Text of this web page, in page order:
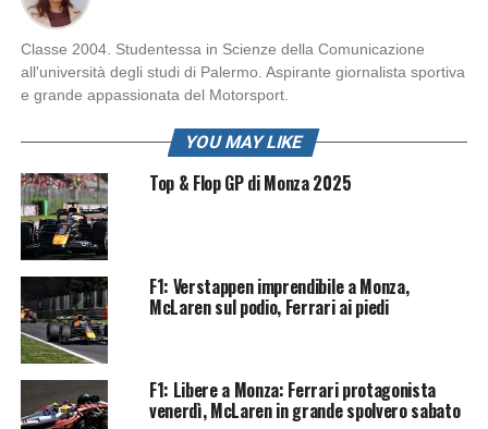
Classe 2004. Studentessa in Scienze della Comunicazione
all'università degli studi di Palermo. Aspirante giornalista sportiva
e grande appassionata del Motorsport.
YOU MAY LIKE
Top & Flop GP di Monza 2025
F1: Verstappen imprendibile a Monza,
McLaren sul podio, Ferrari ai piedi
F1: Libere a Monza: Ferrari protagonista
venerdì, McLaren in grande spolvero sabato